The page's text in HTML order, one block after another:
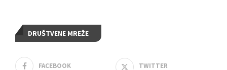
DRUŠTVENE MREŽE
FACEBOOK TWITTER